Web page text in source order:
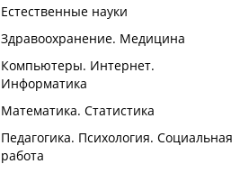
Естественные науки
Здравоохранение. Медицина
Компьютеры. Интернет.
Информатика
Математика. Статистика
Педагогика. Психология. Социальная
работа